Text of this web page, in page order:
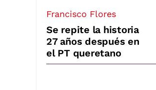
Francisco Flores
Se repite la historia
27 años después en
el PT queretano